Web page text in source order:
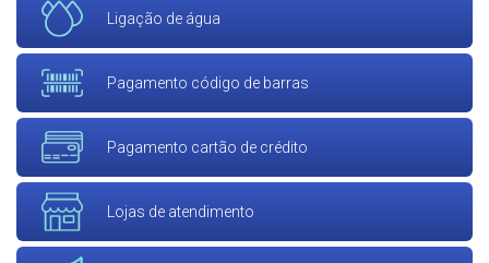
Ligação de água
Pagamento código de barras
Pagamento cartão de crédito
Lojas de atendimento